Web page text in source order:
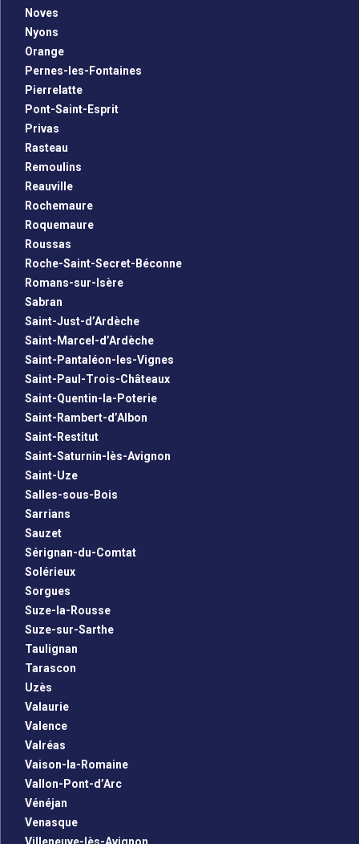
Noves
Nyons
Orange
Pernes-les-Fontaines
Pierrelatte
Pont-Saint-Esprit
Privas
Rasteau
Remoulins
Reauville
Rochemaure
Roquemaure
Roussas
Roche-Saint-Secret-Béconne
Romans-sur-Isère
Sabran
Saint-Just-d’Ardèche
Saint-Marcel-d’Ardèche
Saint-Pantaléon-les-Vignes
Saint-Paul-Trois-Châteaux
Saint-Quentin-la-Poterie
Saint-Rambert-d’Albon
Saint-Restitut
Saint-Saturnin-lès-Avignon
Saint-Uze
Salles-sous-Bois
Sarrians
Sauzet
Sérignan-du-Comtat
Solérieux
Sorgues
Suze-la-Rousse
Suze-sur-Sarthe
Taulignan
Tarascon
Uzès
Valaurie
Valence
Valréas
Vaison-la-Romaine
Vallon-Pont-d’Arc
Vénéjan
Venasque